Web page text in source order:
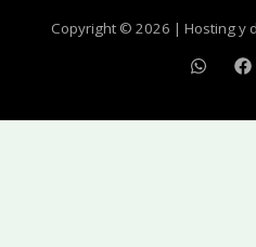
Copyright © 2026 | Hosting y